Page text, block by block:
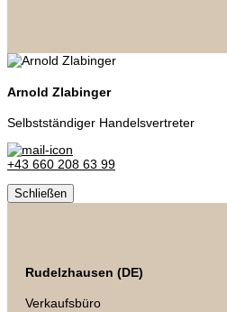
Arnold Zlabinger
Selbstständiger Handelsvertreter
+43 660 208 63 99
Schließen
Rudelzhausen (DE)
Verkaufsbüro